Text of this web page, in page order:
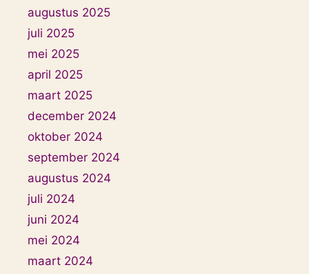
augustus 2025
juli 2025
mei 2025
april 2025
maart 2025
december 2024
oktober 2024
september 2024
augustus 2024
juli 2024
juni 2024
mei 2024
maart 2024